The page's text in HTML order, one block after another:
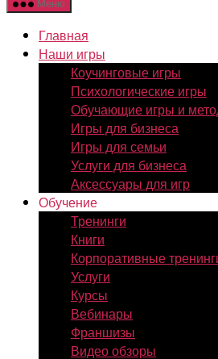
Меню
Главная
Наши игры
Коучинговые игры
Психологические игры
Обучающие игры и
Игры для бизнеса
Игры для семьи
Услуги для бизнеса
Аксессуары для игр
Обучение
Тренинги
Книги
Корпоративные
Услуги
Курсы
Вебинары
Франшизы
Видео обзоры